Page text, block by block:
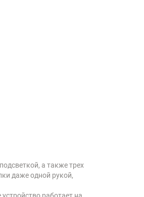
а также трех
даже одной рукой,
работает на